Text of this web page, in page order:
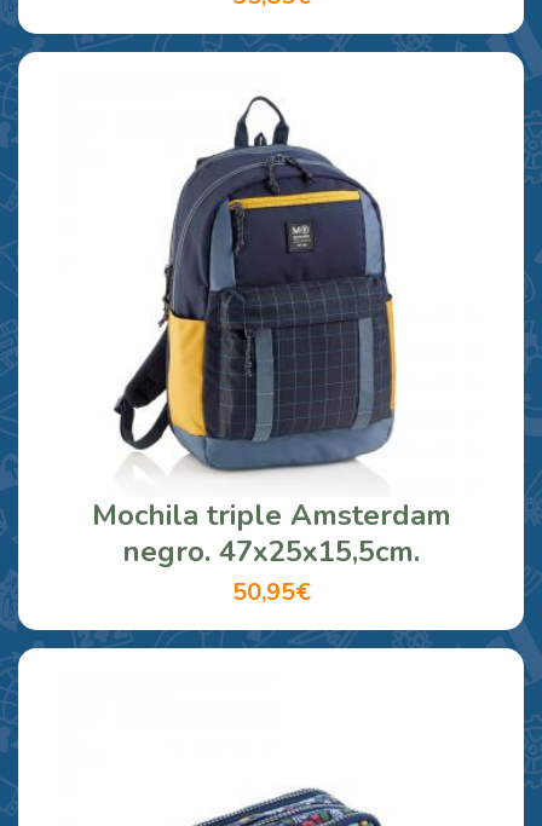
Mochila triple Amsterdam
negro. 47x25x15,5cm.
50,95€